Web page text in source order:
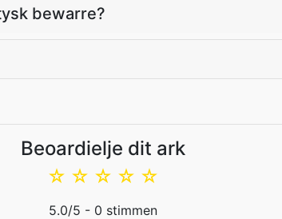
bewarre?
Beoardielje dit ark
☆
☆
☆
☆
☆
5.0/5 - 0 stimmen